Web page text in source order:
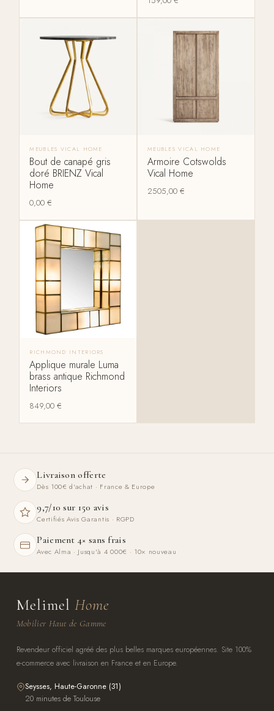
MEUBLES VICAL HOME
Bout de canapé gris
doré BRIENZ Vical
Home
0,00€
MEUBLES VICAL HOME
Armoire Cotswolds
Vical Home
2505,00 €
RICHMOND INTERIORS
Applique murale Luma
brass antique Richmond
Interiors
849,00€
Livraison offerte
Dès 100€ d'achat · France & Europe
9,7/10 sur 150 avis
Certifiés Avis Garantis · RGPD
Paiement 4× sans frais
Avec Alma · Jusqu'à 4 000€ · 10× nouveau
Melimel Home
Mobilier Haut de Gamme
Revendeur officiel agréé des plus belles marques européennes. Site 100%
e-commerce avec livraison en France et en Europe.
Seysses, Haute-Garonne (31)
20 minutes de Toulouse